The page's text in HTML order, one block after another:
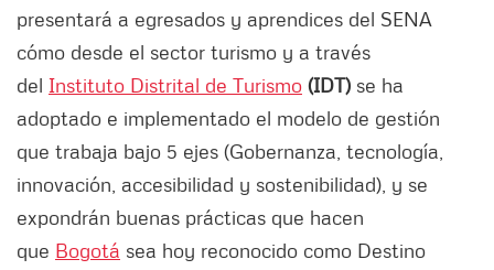
presentará a egresados y aprendices del SENA
cómo desde el sector turismo y a través
del Instituto Distrital de Turismo (IDT) se ha
adoptado e implementado el modelo de gestión
que trabaja bajo 5 ejes (Gobernanza, tecnología,
innovación, accesibilidad y sostenibilidad), y se
expondrán buenas prácticas que hacen
que Bogotá sea hoy reconocido como Destino